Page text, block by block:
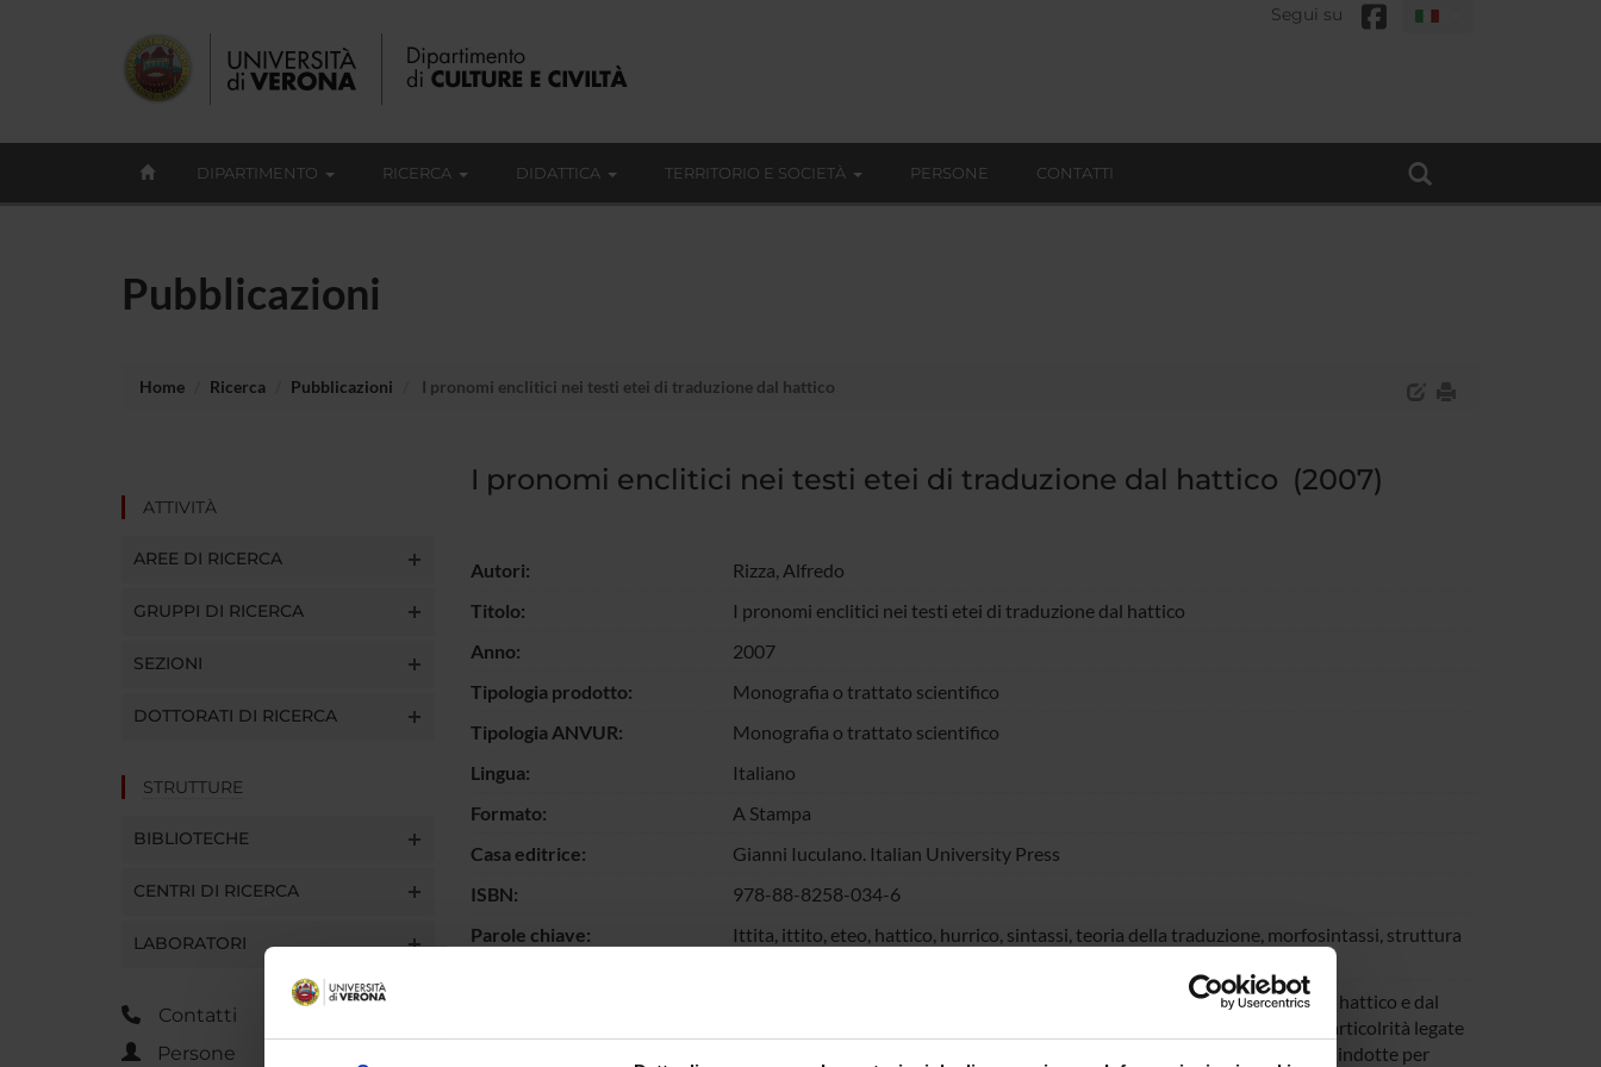
Segui su
DIPARTIMENTO RICERCA DIDATTICA TERRITORIO E SOCIETÀ PERSONE CONTATTI
Pubblicazioni
Home Ricerca Pubblicazioni I pronomi enclitici nei testi etei di traduzione dal hattico
ATTIVITÀ
AREE DI RICERCA
GRUPPI DI RICERCA
SEZIONI
DOTTORATI DI RICERCA
STRUTTURE
BIBLIOTECHE
CENTRI DI RICERCA
LABORATORI
Contatti
Persone
I pronomi enclitici nei testi etei di traduzione dal hattico (2007)
Autori:
Rizza, Alfredo
Titolo:
I pronomi enclitici nei testi etei di traduzione dal hattico
Anno:
2007
Tipologia prodotto:
Monografia o trattato scientifico
Tipologia ANVUR:
Monografia o trattato scientifico
Lingua:
Italiano
Formato:
A Stampa
Casa editrice:
Gianni Iuculano. Italian University Press
ISBN:
978-88-8258-034-6
Parole chiave:
Ittita, ittito, eteo, hattico, hurrico, sintassi, teoria della traduzione, morfosintassi, struttura
Il lavoro studia le peculiarità linguistiche delle traduzioni in eteo (ittita) dal hattico e dal
hurrico concentrandosi sui documenti (tavolette cuneiformi) bilingui. Le particolrità legate
all'uso dei pronomi enclitici e di ordini marcati sono analizzate come scelte indotte per